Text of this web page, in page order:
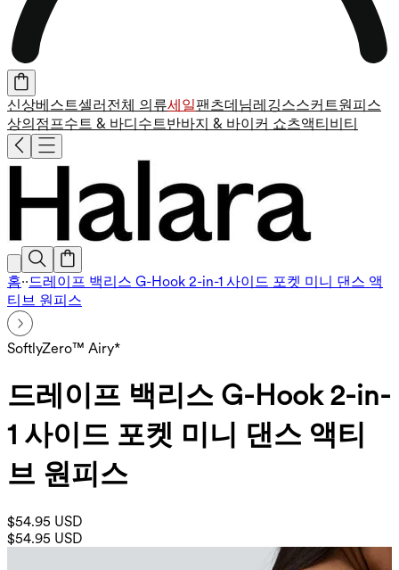
신상베스트셀러 전체 의류세일팬츠데님레깅스스커트원피스
상의 점프수트 & 바디수트반바지 & 바이커 쇼츠액티비티
홈··드레이프 백리스 G-Hook 2-in-1 사이드 포켓 미니 댄스 액
티브 원피스
SoftlyZero™ Airy*
드레이프 백리스 G-Hook 2-in-
1 사이드 포켓 미니 댄스 액티
브 원피스
$54.95 USD
$54.95 USD